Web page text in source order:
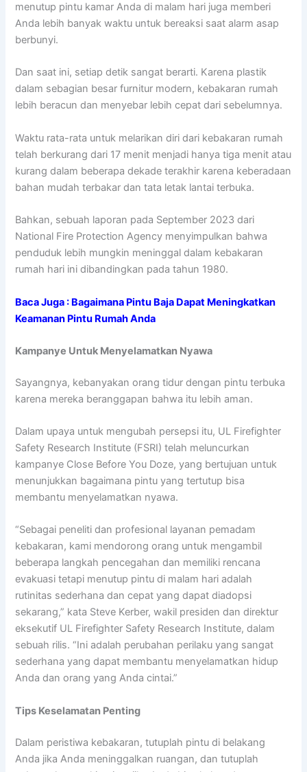
menutup pintu kamar Anda di malam hari juga memberi
Anda lebih banyak waktu untuk bereaksi saat alarm asap
berbunyi.
Dan saat ini, setiap detik sangat berarti. Karena plastik
dalam sebagian besar furnitur modern, kebakaran rumah
lebih beracun dan menyebar lebih cepat dari sebelumnya.
Waktu rata-rata untuk melarikan diri dari kebakaran rumah
telah berkurang dari 17 menit menjadi hanya tiga menit atau
kurang dalam beberapa dekade terakhir karena keberadaan
bahan mudah terbakar dan tata letak lantai terbuka.
Bahkan, sebuah laporan pada September 2023 dari
National Fire Protection Agency menyimpulkan bahwa
penduduk lebih mungkin meninggal dalam kebakaran
rumah hari ini dibandingkan pada tahun 1980.
Baca Juga : Bagaimana Pintu Baja Dapat Meningkatkan
Keamanan Pintu Rumah Anda
Kampanye Untuk Menyelamatkan Nyawa
Sayangnya, kebanyakan orang tidur dengan pintu terbuka
karena mereka beranggapan bahwa itu lebih aman.
Dalam upaya untuk mengubah persepsi itu, UL Firefighter
Safety Research Institute (FSRI) telah meluncurkan
kampanye Close Before You Doze, yang bertujuan untuk
menunjukkan bagaimana pintu yang tertutup bisa
membantu menyelamatkan nyawa.
“Sebagai peneliti dan profesional layanan pemadam
kebakaran, kami mendorong orang untuk mengambil
beberapa langkah pencegahan dan memiliki rencana
evakuasi tetapi menutup pintu di malam hari adalah
rutinitas sederhana dan cepat yang dapat diadopsi
sekarang,” kata Steve Kerber, wakil presiden dan direktur
eksekutif UL Firefighter Safety Research Institute, dalam
sebuah rilis. “Ini adalah perubahan perilaku yang sangat
sederhana yang dapat membantu menyelamatkan hidup
Anda dan orang yang Anda cintai.”
Tips Keselamatan Penting
Dalam peristiwa kebakaran, tutuplah pintu di belakang
Anda jika Anda meninggalkan ruangan, dan tutuplah